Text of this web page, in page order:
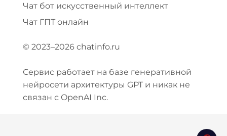
Чат бот искусственный интеллект
Чат ГПТ онлайн
© 2023–2026 chatinfo.ru
Сервис работает на базе генеративной
нейросети архитектуры GPT и никак не
связан с OpenAI Inc.